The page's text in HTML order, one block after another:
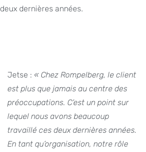
deux dernières années.
Jetse : « Chez Rompelberg, le client
est plus que jamais au centre des
préoccupations. C’est un point sur
lequel nous avons beaucoup
travaillé ces deux dernières années.
En tant qu’organisation, notre rôle